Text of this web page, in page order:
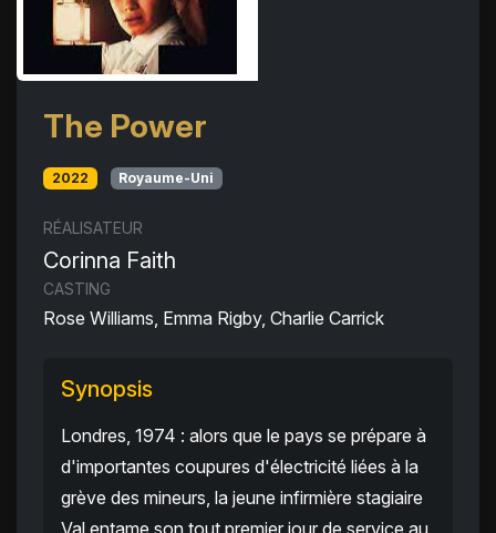
The Power
2022 Royaume-Uni
RÉALISATEUR
Corinna Faith
CASTING
Rose Williams, Emma Rigby, Charlie Carrick
Synopsis
Londres, 1974 : alors que le pays se prépare à
d'importantes coupures d'électricité liées à la
grève des mineurs, la jeune infirmière stagiaire